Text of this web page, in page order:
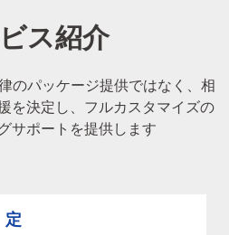
ス紹介
のパッケージ提供ではなく、相
を決定し、 フルカスタマイズの
サポートを提供します